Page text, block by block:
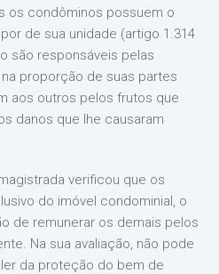
os condôminos possuem o
de sua unidade (artigo 1.314
são responsáveis pelas
proporção de suas partes
aos outros pelos frutos que
danos que lhe causaram
verificou que os
do imóvel condominial, o
de remunerar os demais pelos
Na sua avaliação, não pode
da proteção do bem de